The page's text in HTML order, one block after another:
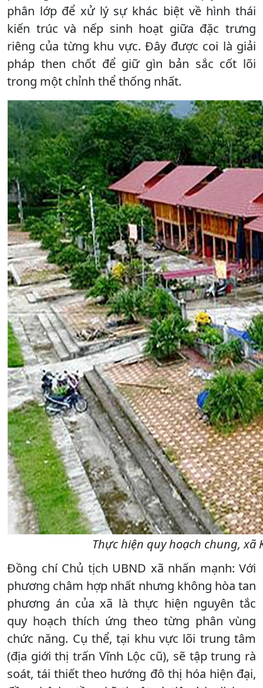
phân lớp để xử lý sự khác biệt về hình thái
kiến trúc và nếp sinh hoạt giữa đặc trưng
riêng của từng khu vực. Đây được coi là giải
pháp then chốt để giữ gìn bản sắc cốt lõi
trong một chỉnh thể thống nhất.
Thực hiện quy hoạch chung,
Đồng chí Chủ tịch UBND xã nhấn mạnh: Với
phương châm hợp nhất nhưng không hòa tan
phương án của xã là thực hiện nguyên tắc
quy hoạch thích ứng theo từng phân vùng
chức năng. Cụ thể, tại khu vực lõi trung tâm
(địa giới thị trấn Vĩnh Lộc cũ), sẽ tập trung rà
soát, tái thiết theo hướng đô thị hóa hiện đại,